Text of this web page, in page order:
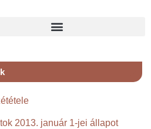
2013. január 1-jei állapot